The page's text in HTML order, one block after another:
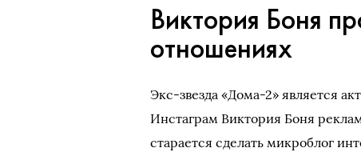
Виктория Боня
отношениях
Экс-звезда «Дома-2» является
Инстаграм Виктория Боня
старается сделать микроблог